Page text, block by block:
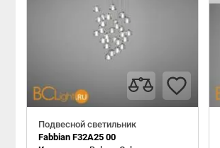
Подвесной светильник
Fabbian F32A25 00